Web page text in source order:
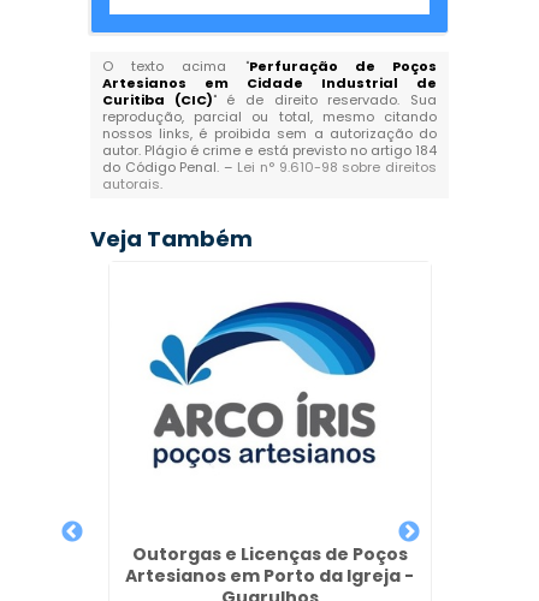
O texto acima "Perfuração de Poços
Artesianos em Cidade Industrial de
Curitiba (CIC)" é de direito reservado. Sua
reprodução, parcial ou total, mesmo citando
nossos links, é proibida sem a autorização do
autor. Plágio é crime e está previsto no artigo 184
do Código Penal. – Lei n° 9.610-98 sobre direitos
autorais.
Veja Também
Outorgas e Licenças de Poços
Artesianos em Porto da Igreja -